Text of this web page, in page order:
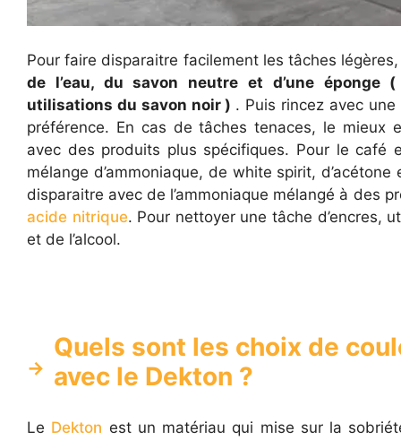
Pour faire disparaitre facilement les tâches
de l’eau, du savon neutre et d’une
utilisations du savon noir ) . Puis rincez avec
préférence. En cas de tâches tenaces, le mieux
avec des produits plus spécifiques. Pour le café
mélange d’ammoniaque, de white spirit,
disparaitre avec de l’ammoniaque mélangé à des
acide nitrique. Pour nettoyer une tâche d’encres,
et de l’alcool.
Quels sont les choix de
avec le Dekton ?
Le Dekton est un matériau qui mise sur la